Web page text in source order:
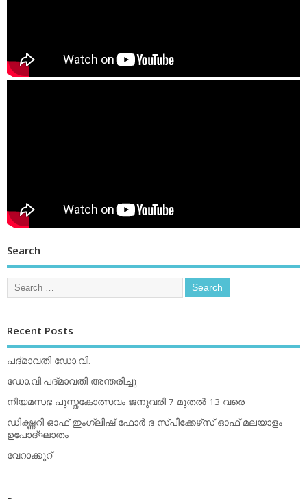
Search
Recent Posts
പദ്മാവതി ഡോ.വി.
ഡോ.വി.പദ്മാവതി അന്തരിച്ചു
നിയമസഭ പുസ്തകോത്സവം ജനുവരി 7 മുതല്‍ 13 വരെ
ഡിക്ഷ്ണറി ഓഫ് ഇംഗ്ലിഷ് ഫോര്‍ ദ സ്പീക്കേഴ്‌സ് ഓഫ് മലയാളം
ഉപോദ്ഘാതം
വേറാക്കൂറ്